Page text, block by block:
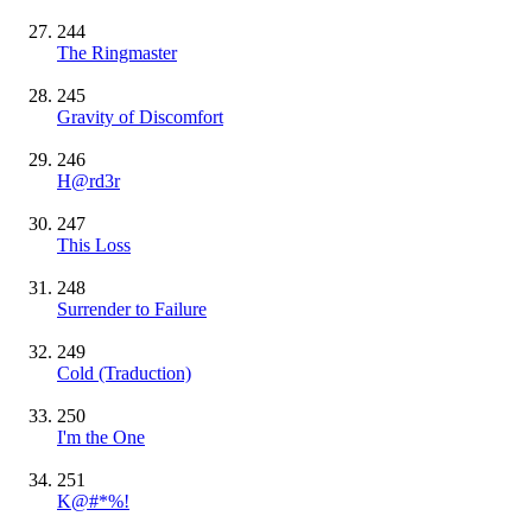
244
The Ringmaster
245
Gravity of Discomfort
246
H@rd3r
247
This Loss
248
Surrender to Failure
249
Cold (Traduction)
250
I'm the One
251
K@#*%!